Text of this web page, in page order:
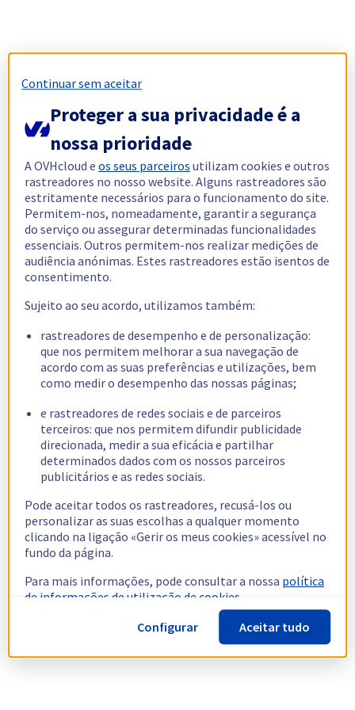
Continuar sem aceitar
Proteger a sua privacidade é a
nossa prioridade
A OVHcloud eos seus parceiros utilizam cookies e outros
rastreadores no nosso website. Alguns rastreadores são
estritamente necessários para o funcionamento do site.
Permitem-nos, nomeadamente, garantir a segurança
do serviço ou assegurar determinadas funcionalidades
essenciais. Outros permitem-nos realizar medições de
audiência anónimas. Estes rastreadores estão isentos de
consentimento.
Sujeito ao seu acordo, utilizamos também:
rastreadores de desempenho e de personalização:
que nos permitem melhorar a sua navegação de
acordo com as suas preferências e utilizações, bem
como medir o desempenho das nossas páginas;
e rastreadores de redes sociais e de parceiros
terceiros: que nos permitem difundir publicidade
direcionada, medir a sua eficácia e partilhar
determinados dados com os nossos parceiros
publicitários e as redes sociais.
Pode aceitar todos os rastreadores, recusá-los ou
personalizar as suas escolhas a qualquer momento
clicando na ligação «Gerir os meus cookies» acessível no
fundo da página.
Para mais informações, pode consultar a nossa política
de informações de utilização de cookies.
Configurar
Aceitar tudo